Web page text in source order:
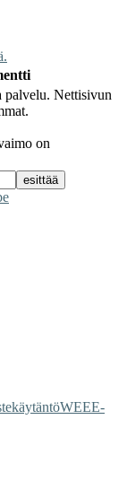
palvelu. Nettisivun
on
WEEE-